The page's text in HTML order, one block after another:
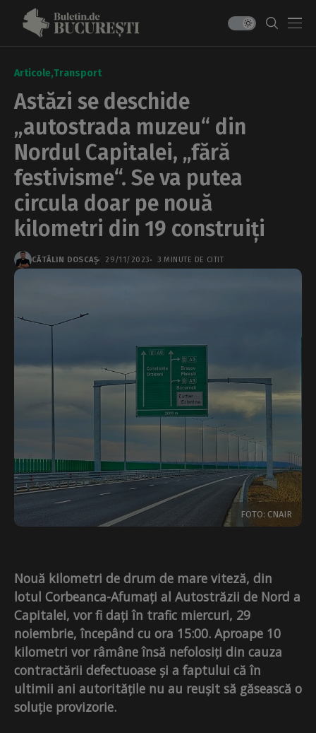
Articole Transport
Astăzi se deschide
„autostrada muzeu“ din
Nordul Capitalei, „fără
festivisme“. Se va putea
circula doar pe nouă
kilometri din 19 construiți
CĂTĂLIN DOSCAȘ 29/11/2023 3 MINUTE DE CITIT
FOTO: CNAIR
Nouă kilometri de drum de mare viteză, din
lotul Corbeanca-Afumați al Autostrăzii de Nord a
Capitalei, vor fi dați în trafic miercuri, 29
noiembrie, începând cu ora 15:00. Aproape 10
kilometri vor râmâne însă nefolosiți din cauza
contractării defectuoase și a faptului că în
ultimii ani autoritățile nu au reușit să găsească o
soluție provizorie.